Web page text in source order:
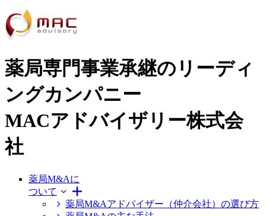
薬局専門事業承継のリーディ
ングカンパニー
MACアドバイザリー株式会
社
薬局M&Aに
ついて
薬局M&Aアドバイザー（仲介会社）の選び方